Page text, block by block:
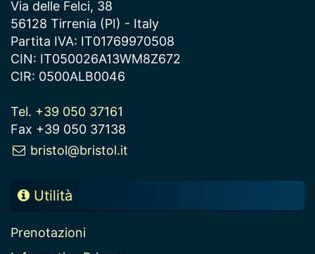
Via delle Felci, 38
56128 Tirrenia (PI) - Italy
Partita IVA: IT01769970508
CIN: IT050026A13WM8Z672
CIR: 0500ALB0046
Tel. +39 050 37161
Fax +39 050 37138
bristol@bristol.it
Utilità
Prenotazioni